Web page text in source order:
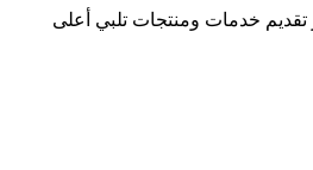
تقديم خدمات ومنتجات تلبي أعلى